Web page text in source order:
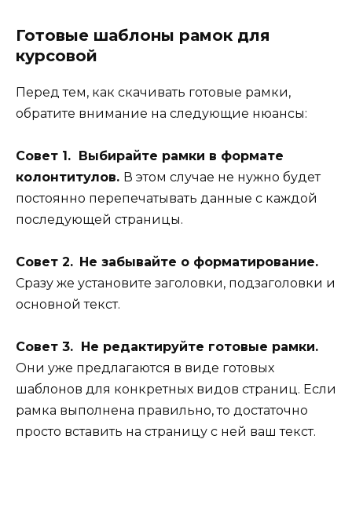
Готовые шаблоны рамок для
курсовой
Перед тем, как скачивать готовые рамки,
обратите внимание на следующие нюансы:
Совет 1. Выбирайте рамки в формате
колонтитулов. В этом случае не нужно будет
постоянно перепечатывать данные с каждой
последующей страницы.
Совет 2. Не забывайте о форматирование.
Сразу же установите заголовки, подзаголовки и
основной текст.
Совет 3. Не редактируйте готовые рамки.
Они уже предлагаются в виде готовых
шаблонов для конкретных видов страниц. Если
рамка выполнена правильно, то достаточно
просто вставить на страницу с ней ваш текст.